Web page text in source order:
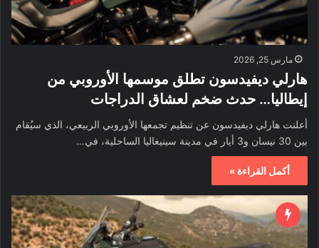
مارس 25, 2026
هارلي ديفيدسون تطلق موسمها الأوروبي من
إيطاليا… حدث ضخم لعشاق الدراجات
أعلنت هارلي ديفيدسون عن تنظيم تجمعها الأوروبي الربيعي، الذي سيُقام
بين 30 نيسان و3 أيار في مدينة سينيغاليا الساحلية، في…
أكمل القراءة »